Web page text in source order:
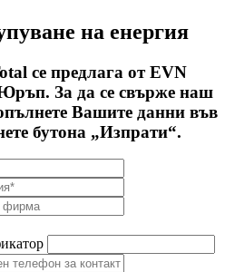
на енергия
се предлага от EVN
За да се свърже наш
Вашите данни във
бутона „Изпрати“.